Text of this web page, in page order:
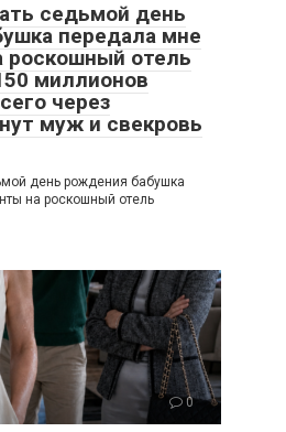
седьмой день
передала мне
роскошный отель
миллионов
через
муж и свекровь
день рождения бабушка
на роскошный отель
0